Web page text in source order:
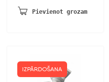
Pievienot grozam
IZPĀRDOŠANA